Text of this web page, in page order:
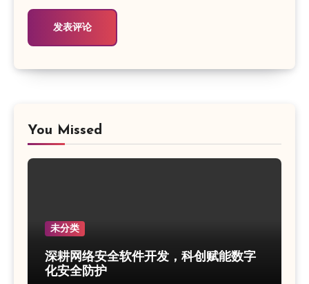
You Missed
未分类
深耕网络安全软件开发，科创赋能数字
化安全防护